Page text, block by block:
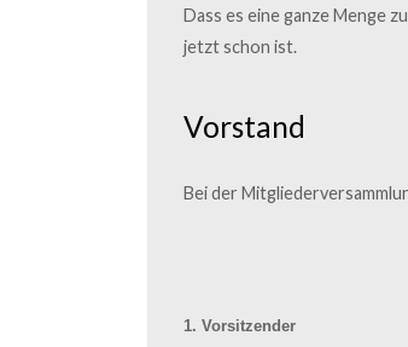
Dass es eine ganze Menge
jetzt schon ist.
Vorstand
Bei der
1. Vorsitzender